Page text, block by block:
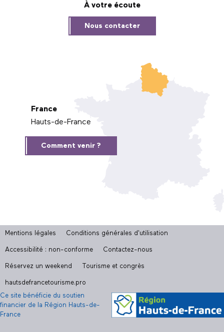
À votre écoute
Nous contacter
France
Hauts-de-France
Comment venir ?
Mentions légales Conditions générales d'utilisation
Accessibilité : non-conforme Contactez-nous
Réservez un weekend Tourisme et congrès
hautsdefrancetourisme.pro
Ce site bénéficie du soutien
financier de la Région Hauts-de-
France